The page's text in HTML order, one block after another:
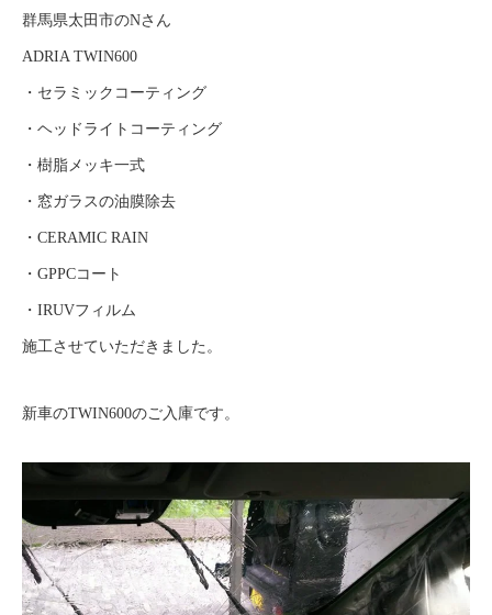
群馬県太田市のNさん
ADRIA TWIN600
・セラミックコーティング
・ヘッドライトコーティング
・樹脂メッキ一式
・窓ガラスの油膜除去
・CERAMIC RAIN
・GPPCコート
・IRUVフィルム
施工させていただきました。
新車のTWIN600のご入庫です。